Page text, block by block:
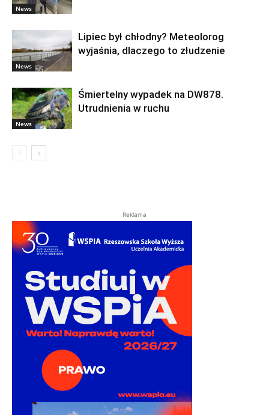
News
News
Lipiec był chłodny? Meteolorog
wyjaśnia, dlaczego to złudzenie
News
Śmiertelny wypadek na DW878.
Utrudnienia w ruchu
Reklama